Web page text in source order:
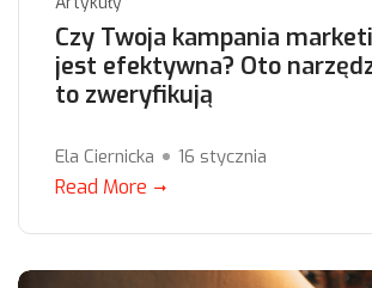
Czy Twoja kampania
jest efektywna? Oto
to zweryfikują
Ela Ciernicka 16 stycznia
Read More